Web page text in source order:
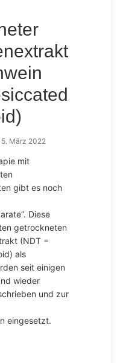
5. März 2022
mit
gibt es noch
Diese
getrockneten
(NDT =
als
seit einigen
wieder
und zur
eingesetzt.